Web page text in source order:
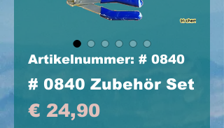
Artikelnummer: # 0840
# 0840 Zubehör Set
€ 24,90Preis